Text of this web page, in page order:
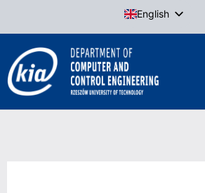
content
English
Polish